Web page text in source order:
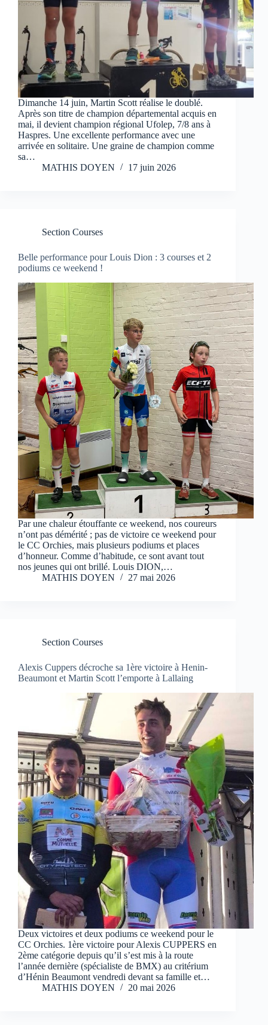
Dimanche 14 juin, Martin Scott réalise le doublé.
Après son titre de champion départemental acquis en
mai, il devient champion régional Ufolep, 7/8 ans à
Haspres. Une excellente performance avec une
arrivée en solitaire. Une graine de champion comme
sa…
MATHIS DOYEN
17 juin 2026
Section Courses
Belle performance pour Louis Dion : 3 courses et 2
podiums ce weekend !
Par une chaleur étouffante ce weekend, nos coureurs
n’ont pas démérité ; pas de victoire ce weekend pour
le CC Orchies, mais plusieurs podiums et places
d’honneur. Comme d’habitude, ce sont avant tout
nos jeunes qui ont brillé. Louis DION,…
MATHIS DOYEN
27 mai 2026
Section Courses
Alexis Cuppers décroche sa 1ère victoire à Henin-
Beaumont et Martin Scott l’emporte à Lallaing
Deux victoires et deux podiums ce weekend pour le
CC Orchies. 1ère victoire pour Alexis CUPPERS en
2ème catégorie depuis qu’il s’est mis à la route
l’année dernière (spécialiste de BMX) au critérium
d’Hénin Beaumont vendredi devant sa famille et…
MATHIS DOYEN
20 mai 2026